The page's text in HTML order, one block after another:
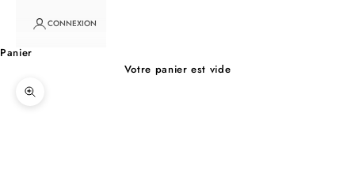
CONNEXION
Panier
Votre panier est vide
Zoomer sur l'image